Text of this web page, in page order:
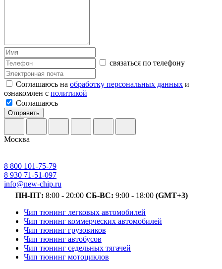
связаться по телефону
Соглашаюсь на обработку персональных данных и
ознакомлен с политикой
Соглашаюсь
Отправить
Москва
8 800 101-75-79
8 930 71-51-097
info@new-chip.ru
ПН-ПТ: 8:00 - 20:00 СБ-ВС: 9:00 - 18:00 (GMT+3)
Чип тюнинг легковых автомобилей
Чип тюнинг коммерческих автомобилей
Чип тюнинг грузовиков
Чип тюнинг автобусов
Чип тюнинг седельных тягачей
Чип тюнинг мотоциклов